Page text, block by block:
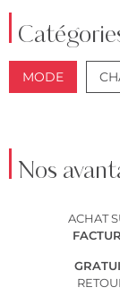
MODE
Nos
ACHAT